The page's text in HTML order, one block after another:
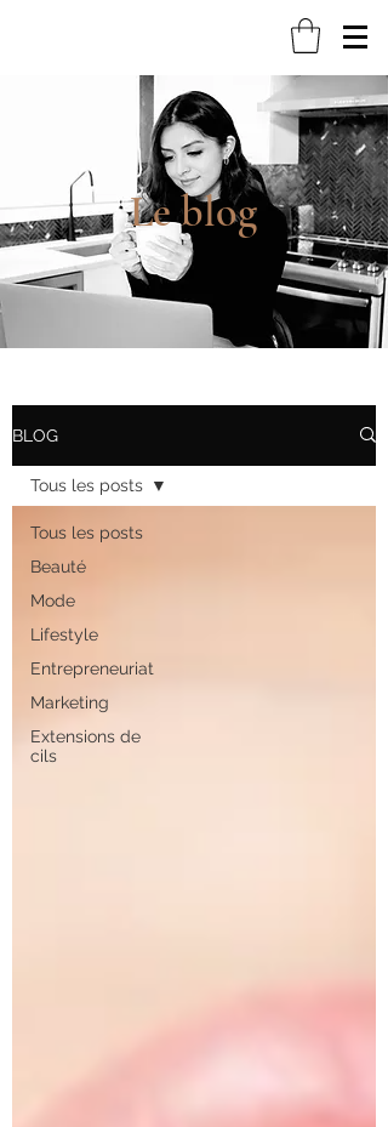
BLOG
Tous les posts
Beauté
Mode
Lifestyle
Entrepreneuriat
Marketing
Extensions de
cils
Tous les posts
Le blog